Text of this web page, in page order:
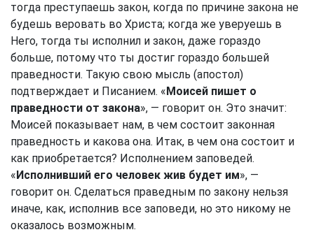
тогда преступаешь закон, когда по причине закона не
будешь веровать во Христа; когда же уверуешь в
Него, тогда ты исполнил и закон, даже гораздо
больше, потому что ты достиг гораздо большей
праведности. Такую свою мысль (апостол)
подтверждает и Писанием. «Моисей пишет о
праведности от закона», — говорит он. Это значит:
Моисей показывает нам, в чем состоит законная
праведность и какова она. Итак, в чем она состоит и
как приобретается? Исполнением заповедей.
«Исполнивший его человек жив будет им», —
говорит он. Сделаться праведным по закону нельзя
иначе, как, исполнив все заповеди, но это никому не
оказалось возможным.